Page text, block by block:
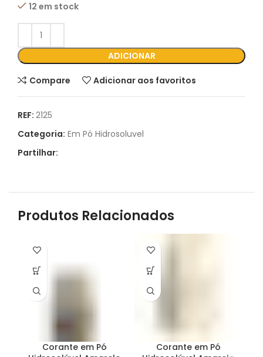
12 em stock
ADICIONAR
Compare Adicionar aos favoritos
REF: 2125
Categoria: Em Pó Hidrosoluvel
Partilhar:
Produtos Relacionados
Corante em Pó
Corante em Pó